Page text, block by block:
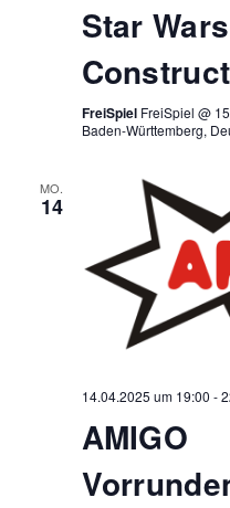
Star
FreiSpiel FreiSpiel @
Baden-Württemberg,
MO.
14
14.04.2025 um 19:00 -
AMIGO